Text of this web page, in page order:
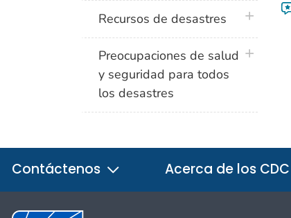
Recursos de desastres plus icon
Preocupaciones de salud
y seguridad para todos
los desastres
plus icon
Contáctenos Acerca de los CDC